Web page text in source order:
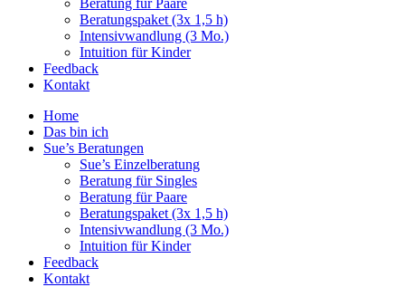
Beratungspaket (3x 1,5 h)
Intensivwandlung (3 Mo.)
Intuition für Kinder
Feedback
Kontakt
Home
Das bin ich
Sue’s Beratungen
Sue’s Einzelberatung
Beratung für Singles
Beratung für Paare
Beratungspaket (3x 1,5 h)
Intensivwandlung (3 Mo.)
Intuition für Kinder
Feedback
Kontakt